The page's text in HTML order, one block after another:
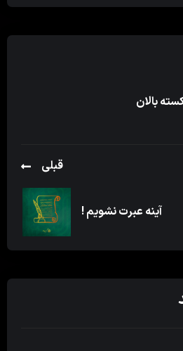
بالان
قبلی
آینه عبرت نشویم !